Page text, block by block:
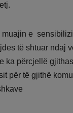
e
të shtuar ndaj
ka përcjellë
për të gjithë